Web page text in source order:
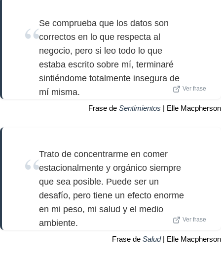
Se comprueba que los datos son
correctos en lo que respecta al
negocio, pero si leo todo lo que
estaba escrito sobre mí, terminaré
sintiéndome totalmente insegura de
mí misma.
Ver frase
Frase de Sentimientos | Elle Macpherson
Trato de concentrarme en comer
estacionalmente y orgánico siempre
que sea posible. Puede ser un
desafío, pero tiene un efecto enorme
en mi peso, mi salud y el medio
ambiente.
Ver frase
Frase de Salud| Elle Macpherson